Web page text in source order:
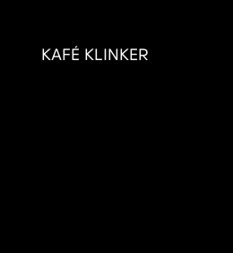
KAFÉ KLINKER